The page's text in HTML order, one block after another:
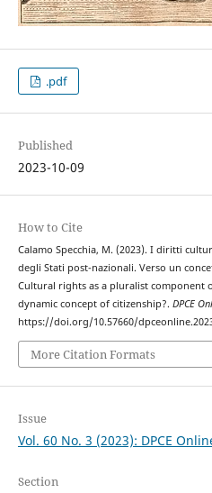
.pdf
Published
2023-10-09
How to Cite
Calamo Specchia, M. (2023). I diritti
degli Stati post-nazionali. Verso un
Cultural rights as a pluralist component
dynamic concept of citizenship?. DPCE
https://doi.org/10.57660/
More Citation Formats
Issue
Vol. 60 No. 3 (2023): DPCE
Section